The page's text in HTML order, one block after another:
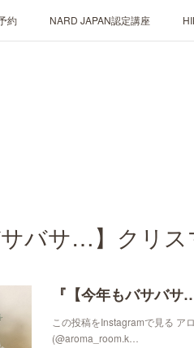
約 NARD JAPAN認定講座
サバサ…】クリ
『【今年もバサバ
この投稿をInstagramで見る ア
(@aroma_room.k…